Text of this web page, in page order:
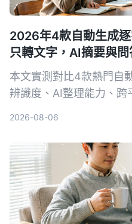
2026年4款自動生成
只轉文字，AI摘要與
本文實測對比4款熱門自
辨識度、AI整理能力、跨
對話查詢功能表現最佳。
2026-08-06